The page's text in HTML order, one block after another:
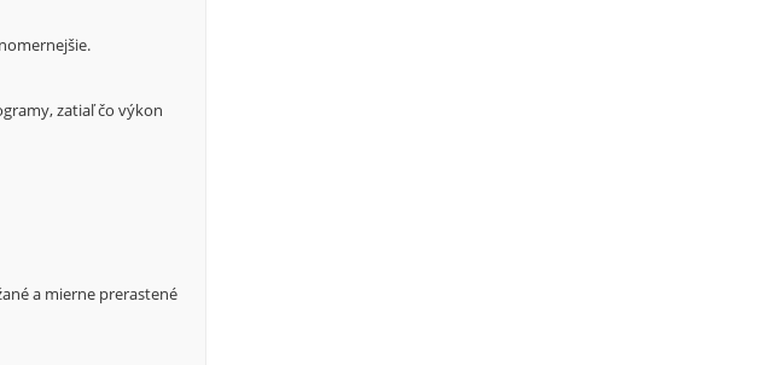
zatiaľ čo výkon
a mierne prerastené